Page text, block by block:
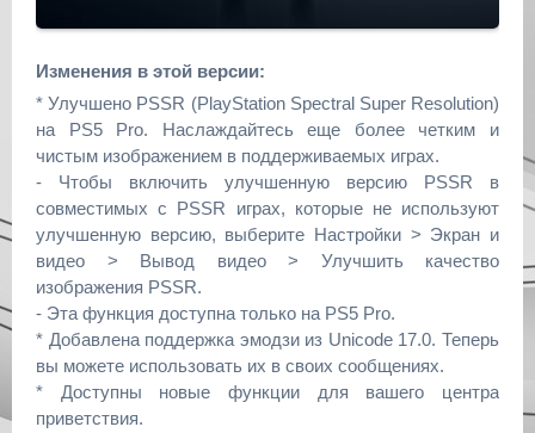
Изменения в этой версии:
* Улучшено PSSR (PlayStation Spectral Super Resolution)
на PS5 Pro. Наслаждайтесь еще более четким и
чистым изображением в поддерживаемых играх.
- Чтобы включить улучшенную версию PSSR в
совместимых с PSSR играх, которые не используют
улучшенную версию, выберите Настройки > Экран и
видео > Вывод видео > Улучшить качество
изображения PSSR.
- Эта функция доступна только на PS5 Pro.
* Добавлена поддержка эмодзи из Unicode 17.0. Теперь
вы можете использовать их в своих сообщениях.
* Доступны новые функции для вашего центра
приветствия.